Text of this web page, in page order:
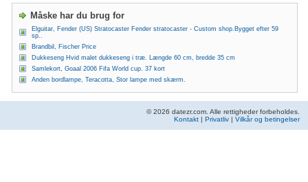
Måske har du brug for
Elguitar, Fender (US) Stratocaster Fender stratocaster - Custom shop.Bygget efter 59
sp..
Brandbil, Fischer Price
Dukkeseng Hvid malet dukkeseng i træ. Længde 60 cm, bredde 35 cm
Samlekort, Goaal 2006 Fifa World cup. 37 kort
Anden bordlampe, Teracotta, Stor lampe med skærm.
© 2026 datezr.com. Alle rettigheder forbeholdes.
Kontakt | Privatliv | Vilkår og betingelser